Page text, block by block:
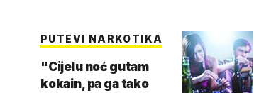
PUTEVI NARKOTIKA
"Cijelu noć gutam
kokain, pa ga tako